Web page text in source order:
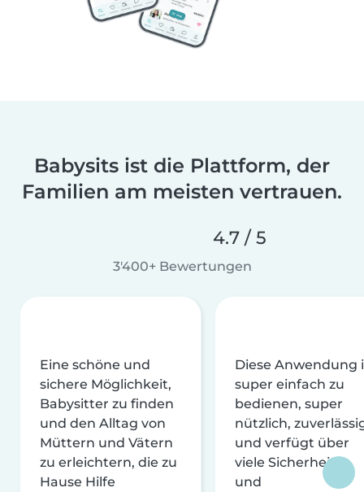
Babysits ist die Plattform, der
Familien am meisten vertrauen.
4.7 / 5
3'400+ Bewertungen
Eine schöne und
sichere Möglichkeit,
Babysitter zu finden
und den Alltag von
Müttern und Vätern
zu erleichtern, die zu
Hause Hilfe
Diese Anwendung
super einfach zu
bedienen, super
nützlich,
und verfügt über
viele Sicherheits-
und